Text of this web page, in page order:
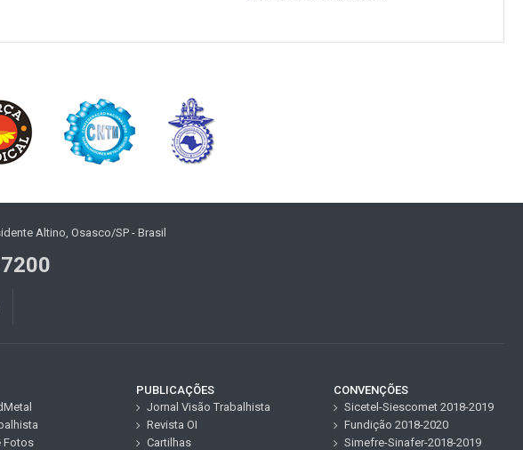
Altino, Osasco/SP - Brasil
Fotos
PUBLICAÇÕES
Jornal Visão Trabalhista
Revista OI
Cartilhas
CONVENÇÕES
Sicetel-Siescomet 2018-2019
Fundição 2018-2020
Simefre-Sinafer-2018-2019